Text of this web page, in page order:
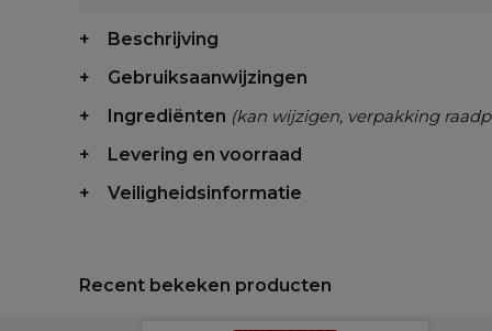
Beschrijving
Gebruiksaanwijzingen
Ingrediënten (kan wijzigen, verpakking
Levering en voorraad
Veiligheidsinformatie
Recent bekeken producten